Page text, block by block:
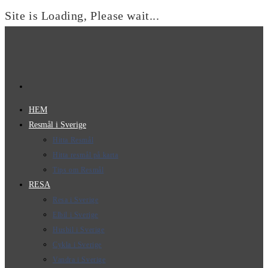
Site is Loading, Please wait...
HEM
Resmål i Sverige
Hitta Resmål
Hitta resmål på karta
Tips om Resmål
RESA
Resa i Sverige
Elbil i Sverige
Husbil i Sverige
Cykla i Sverige
Vandra i Sverige